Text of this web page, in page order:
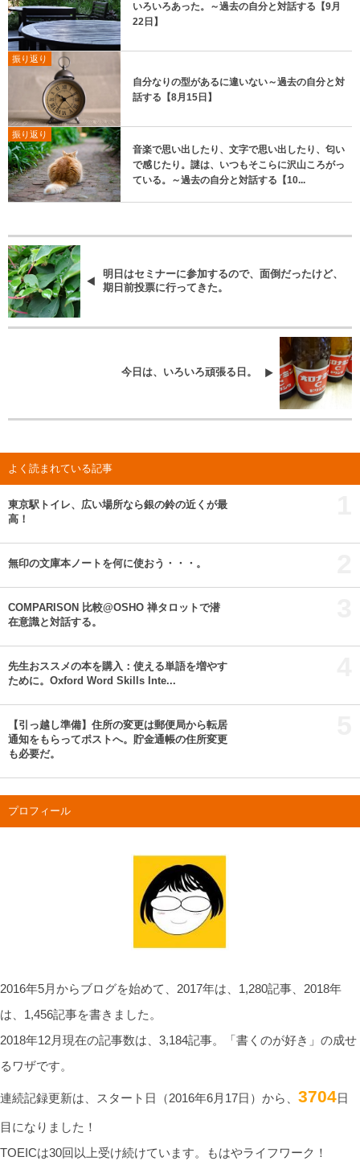
いろいろあった。～過去の自分と対話する【9月
22日】
振り返り
自分なりの型があるに違いない～過去の自分と対
話する【8月15日】
振り返り
音楽で思い出したり、文字で思い出したり、匂い
で感じたり。謎は、いつもそこらに沢山ころがっ
ている。～過去の自分と対話する【10...
明日はセミナーに参加するので、面倒だったけど、
期日前投票に行ってきた。
今日は、いろいろ頑張る日。
よく読まれている記事
東京駅トイレ、広い場所なら銀の鈴の近くが最
高！
無印の文庫本ノートを何に使おう・・・。
COMPARISON 比較@OSHO 禅タロットで潜
在意識と対話する。
先生おススメの本を購入：使える単語を増やす
ために。Oxford Word Skills Inte...
【引っ越し準備】住所の変更は郵便局から転居
通知をもらってポストへ。貯金通帳の住所変更
も必要だ。
プロフィール
2016年5月からブログを始めて、2017年は、1,280記事、2018年
は、1,456記事を書きました。
2018年12月現在の記事数は、3,184記事。「書くのが好き」の成せ
るワザです。
連続記録更新は、スタート日（2016年6月17日）から、 3704日
目になりました！
TOEICは30回以上受け続けています。もはやライフワーク！